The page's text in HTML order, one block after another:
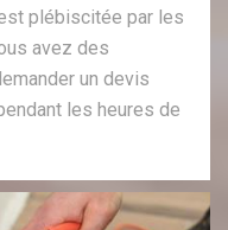
plébiscitée par les
avez des
un devis
les heures de